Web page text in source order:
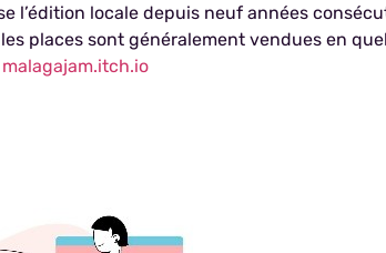
l’édition locale depuis neuf années
places sont généralement vendues en
malagajam.itch.io